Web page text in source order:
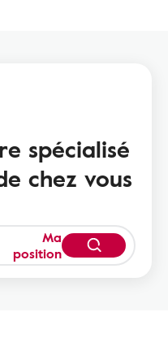
spécialisé
chez vous
Ma
position